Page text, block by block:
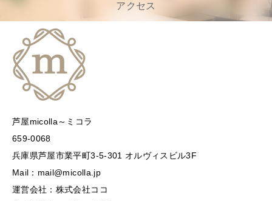
アクセス
芦屋micolla～ミコラ
659-0068
兵庫県芦屋市業平町3-5-301 オルヴィスビル3F
Mail：mail@micolla.jp
運営会社：株式会社ココ